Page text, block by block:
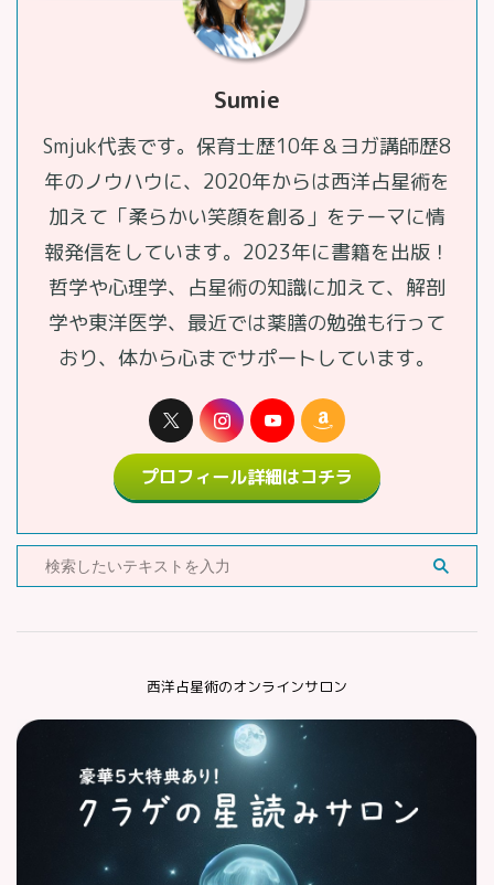
Sumie
Smjuk代表です。保育士歴10年＆ヨガ講師歴8
年のノウハウに、2020年からは西洋占星術を
加えて「柔らかい笑顔を創る」をテーマに情
報発信をしています。2023年に書籍を出版！
哲学や心理学、占星術の知識に加えて、解剖
学や東洋医学、最近では薬膳の勉強も行って
おり、体から心までサポートしています。
プロフィール詳細はコチラ
西洋占星術のオンラインサロン